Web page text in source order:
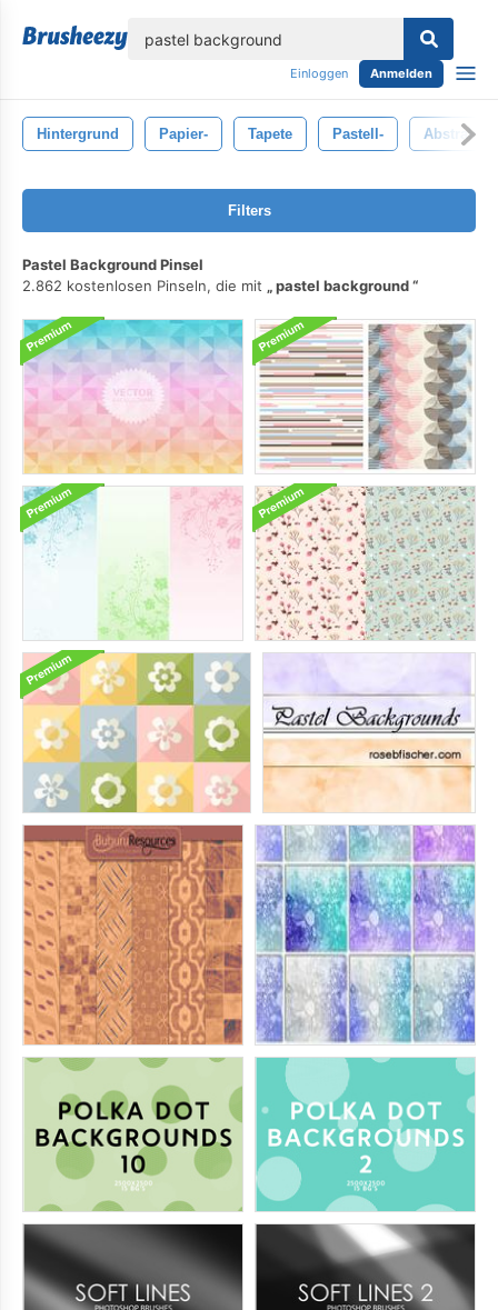
Einloggen Anmelden
Hintergrund Papier- Tapete Pastell- Abstrakt
Filters
Pastel Background Pinsel
2.862 kostenlosen Pinseln, die mit
pastel background